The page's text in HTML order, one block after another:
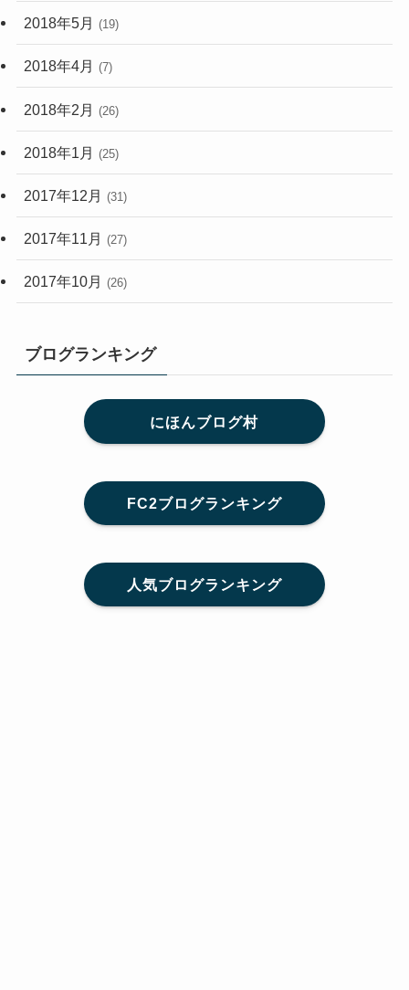
2018年5月 (19)
2018年4月 (7)
2018年2月 (26)
2018年1月 (25)
2017年12月 (31)
2017年11月 (27)
2017年10月 (26)
ブログランキング
にほんブログ村
FC2ブログランキング
人気ブログランキング